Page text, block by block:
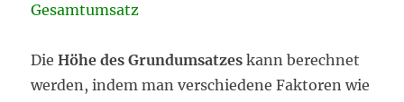
Gesamtumsatz
DieHöhe des Grundumsatzes kann berechnet
werden, indem man verschiedene Faktoren wie